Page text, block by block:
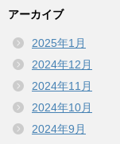
アーカイブ
2025年1月
2024年12月
2024年11月
2024年10月
2024年9月